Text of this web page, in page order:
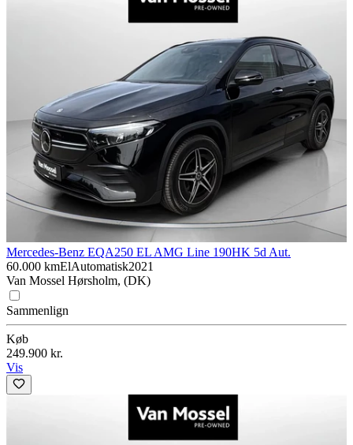
Mercedes-Benz EQA250 EL AMG Line 190HK 5d Aut.
60.000 kmElAutomatisk2021
Van Mossel Hørsholm, (DK)
Sammenlign
Køb
249.900 kr.
Vis